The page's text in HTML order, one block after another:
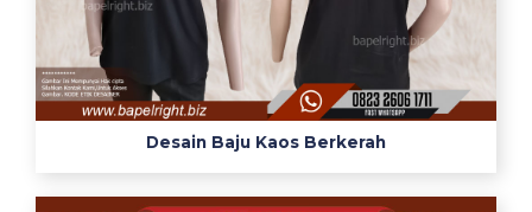
Desain Baju Kaos Berkerah